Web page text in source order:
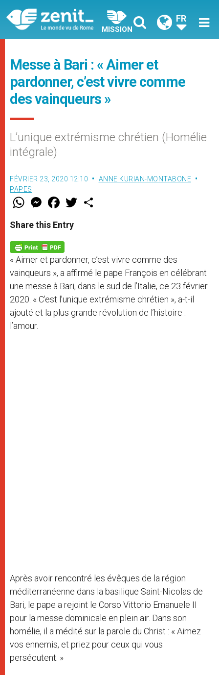
MISSION
FR
Messe à Bari : « Aimer et
pardonner, c’est vivre comme
des vainqueurs »
L’unique extrémisme chrétien (Homélie
intégrale)
FÉVRIER 23, 2020 12:10
ANNE KURIAN-MONTABONE
PAPES
W
t
s
p
p
M
e
s
e
g
e
r
F
a
e
b
o
k
w
Share this Entry
« Aimer et pardonner, c’est vivre comme des
vainqueurs », a affirmé le pape François en célébrant
une messe à Bari, dans le sud de l’Italie, ce 23 février
2020. « C’est l’unique extrémisme chrétien », a-t-il
ajouté et la plus grande révolution de l’histoire :
l’amour.
Après avoir rencontré les évêques de la région
méditerranéenne dans la basilique Saint-Nicolas de
Bari, le pape a rejoint le Corso Vittorio Emanuele II
pour la messe dominicale en plein air. Dans son
homélie, il a médité sur la parole du Christ : « Aimez
vos ennemis, et priez pour ceux qui vous
persécutent. »